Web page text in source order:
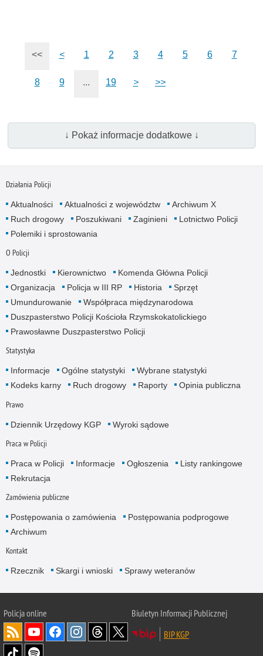
<< < 1 2 3 4 5 6 7
8 9 ... 19 > >>
↓ Pokaż informacje dodatkowe ↓
Działania Policji
Aktualności Aktualności z województw
Archiwum X
Ruch drogowy
Poszukiwani Zaginieni
Lotnictwo Policji
Polemiki i sprostowania
O Policji
Jednostki Kierownictwo
Komenda Główna Policji
Organizacja
Policja w III RP Historia
Sprzęt
Umundurowanie
Współpraca międzynarodowa
Duszpasterstwo Policji Kościoła Rzymskokatolickiego
Prawosławne Duszpasterstwo Policji
Statystyka
Informacje Ogólne statystyki
Wybrane statystyki
Kodeks karny
Ruch drogowy Raporty Opinia publiczna
Prawo
Dziennik Urzędowy KGP Wyroki sądowe
Praca w Policji
Praca w Policji Informacje Ogłoszenia
Listy rankingowe
Rekrutacja
Zamówienia publiczne
Postępowania o zamówienia
Postępowania podprogowe
Archiwum
Kontakt
Rzecznik Skargi i wnioski Sprawy weteranów
Policjaonline
Biuletyn Informacji Publicznej
BIP KGP